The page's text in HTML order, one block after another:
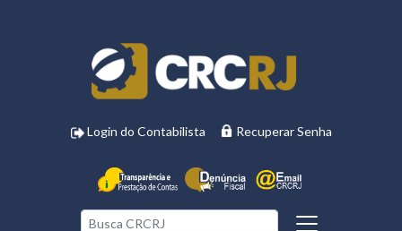
Login do Contabilista Recuperar Senha